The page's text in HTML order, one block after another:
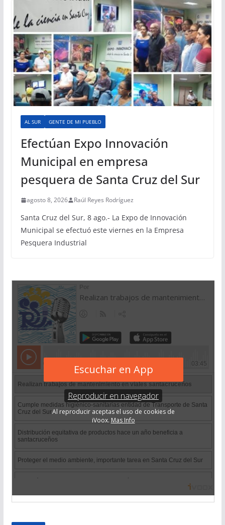
AL SUR GENTE DE MI PUEBLO
Efectúan Expo Innovación
Municipal en empresa
pesquera de Santa Cruz del Sur
agosto 8, 2026 Raúl Reyes Rodríguez
Santa Cruz del Sur, 8 ago.- La Expo de Innovación
Municipal se efectuó este viernes en la Empresa
Pesquera Industrial